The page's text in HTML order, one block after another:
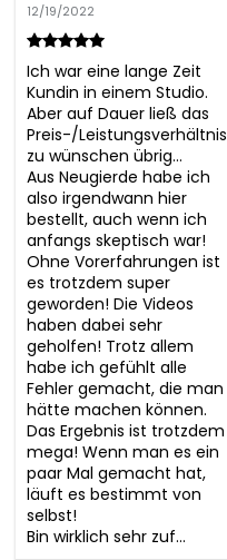
12/19/2022
Ich war eine lange Zeit
Kundin in einem Studio.
Aber auf Dauer ließ das
Preis-/Leistungsverhältnis
zu wünschen übrig…
Aus Neugierde habe ich
also irgendwann hier
bestellt, auch wenn ich
anfangs skeptisch war!
Ohne Vorerfahrungen ist
es trotzdem super
geworden! Die Videos
haben dabei sehr
geholfen! Trotz allem
habe ich gefühlt alle
Fehler gemacht, die man
hätte machen können.
Das Ergebnis ist trotzdem
mega! Wenn man es ein
paar Mal gemacht hat,
läuft es bestimmt von
selbst!
Bin wirklich sehr zuf...